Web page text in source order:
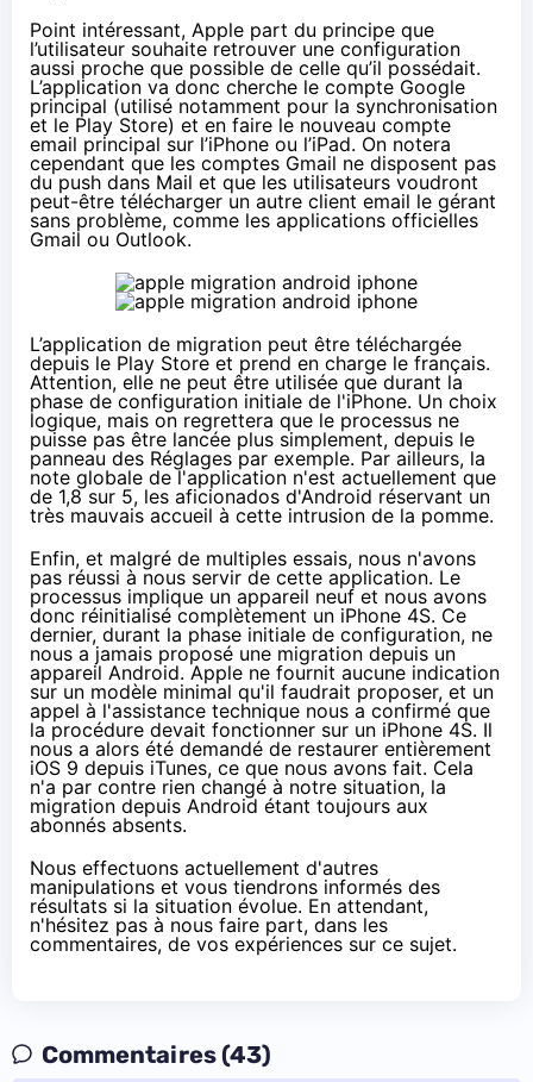
Point intéressant, Apple part du principe que
l’utilisateur souhaite retrouver une configuration
aussi proche que possible de celle qu’il possédait.
L’application va donc cherche le compte Google
principal (utilisé notamment pour la synchronisation
et le Play Store) et en faire le nouveau compte
email principal sur l’iPhone ou l’iPad. On notera
cependant que les comptes Gmail ne disposent pas
du push dans Mail et que les utilisateurs voudront
peut-être télécharger un autre client email le gérant
sans problème, comme les applications officielles
Gmail ou Outlook.
L’application de migration peut être téléchargée
depuis le Play Store et prend en charge le français.
Attention, elle ne peut être utilisée que durant la
phase de configuration initiale de l'iPhone. Un choix
logique, mais on regrettera que le processus ne
puisse pas être lancée plus simplement, depuis le
panneau des Réglages par exemple. Par ailleurs, la
note globale de l'application n'est actuellement que
de 1,8 sur 5, les aficionados d'Android réservant un
très mauvais accueil à cette intrusion de la pomme.
Enfin, et malgré de multiples essais, nous n'avons
pas réussi à nous servir de cette application. Le
processus implique un appareil neuf et nous avons
donc réinitialisé complètement un iPhone 4S. Ce
dernier, durant la phase initiale de configuration, ne
nous a jamais proposé une migration depuis un
appareil Android. Apple ne fournit aucune indication
sur un modèle minimal qu'il faudrait proposer, et un
appel à l'assistance technique nous a confirmé que
la procédure devait fonctionner sur un iPhone 4S. Il
nous a alors été demandé de restaurer entièrement
iOS 9 depuis iTunes, ce que nous avons fait. Cela
n'a par contre rien changé à notre situation, la
migration depuis Android étant toujours aux
abonnés absents.
Nous effectuons actuellement d'autres
manipulations et vous tiendrons informés des
résultats si la situation évolue. En attendant,
n'hésitez pas à nous faire part, dans les
commentaires, de vos expériences sur ce sujet.
Commentaires (43)